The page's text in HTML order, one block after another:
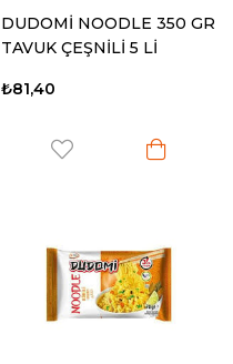
DUDOMİ NOODLE 350 GR
TAVUK ÇEŞNİLİ 5 Lİ
₺81,40